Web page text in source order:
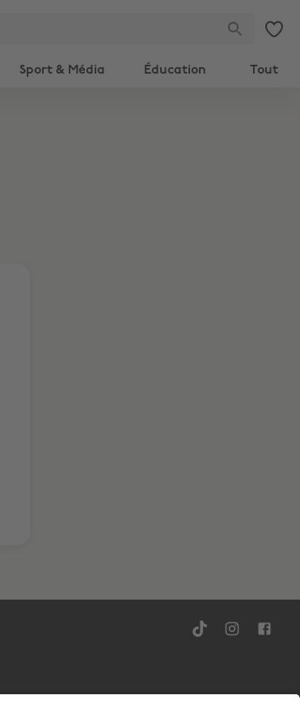
Sport & Média Éducation Tout